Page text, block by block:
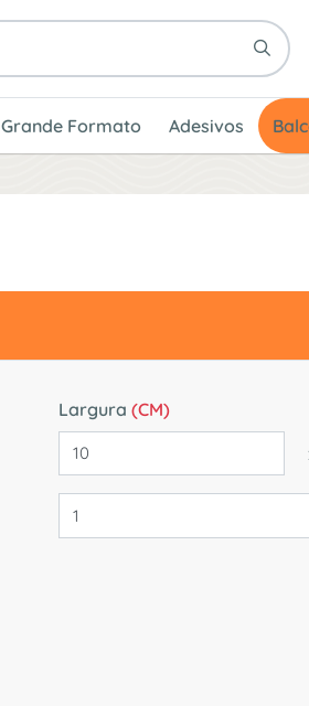
Grande Formato Adesivos
Largura (CM)